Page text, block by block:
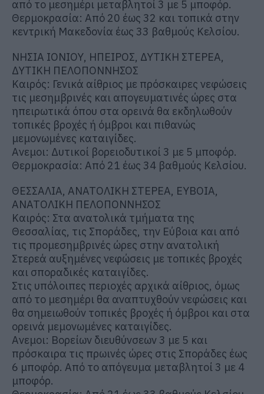
από το μεσημέρι μεταβλητοί 3 με 5 μποφόρ.
Θερμοκρασία: Από 20 έως 32 και τοπικά στην
κεντρική Μακεδονία έως 33 βαθμούς Κελσίου.
ΝΗΣΙΑ ΙΟΝΙΟΥ, ΗΠΕΙΡΟΣ, ΔΥΤΙΚΗ ΣΤΕΡΕΑ,
ΔΥΤΙΚΗ ΠΕΛΟΠΟΝΝΗΣΟΣ
Καιρός: Γενικά αίθριος με πρόσκαιρες νεφώσεις
τις μεσημβρινές και απογευματινές ώρες στα
ηπειρωτικά όπου στα ορεινά θα εκδηλωθούν
τοπικές βροχές ή όμβροι και πιθανώς
μεμονωμένες καταιγίδες.
Ανεμοι: Δυτικοί βορειοδυτικοί 3 με 5 μποφόρ.
Θερμοκρασία: Από 21 έως 34 βαθμούς Κελσίου.
ΘΕΣΣΑΛΙΑ, ΑΝΑΤΟΛΙΚΗ ΣΤΕΡΕΑ, ΕΥΒΟΙΑ,
ΑΝΑΤΟΛΙΚΗ ΠΕΛΟΠΟΝΝΗΣΟΣ
Καιρός: Στα ανατολικά τμήματα της
Θεσσαλίας, τις Σποράδες, την Εύβοια και από
τις προμεσημβρινές ώρες στην ανατολική
Στερεά αυξημένες νεφώσεις με τοπικές βροχές
και σποραδικές καταιγίδες.
Στις υπόλοιπες περιοχές αρχικά αίθριος, όμως
από το μεσημέρι θα αναπτυχθούν νεφώσεις και
θα σημειωθούν τοπικές βροχές ή όμβροι και στα
ορεινά μεμονωμένες καταιγίδες.
Ανεμοι: Βορείων διευθύνσεων 3 με 5 και
πρόσκαιρα τις πρωινές ώρες στις Σποράδες έως
6 μποφόρ. Από το απόγευμα μεταβλητοί 3 με 4
μποφόρ.